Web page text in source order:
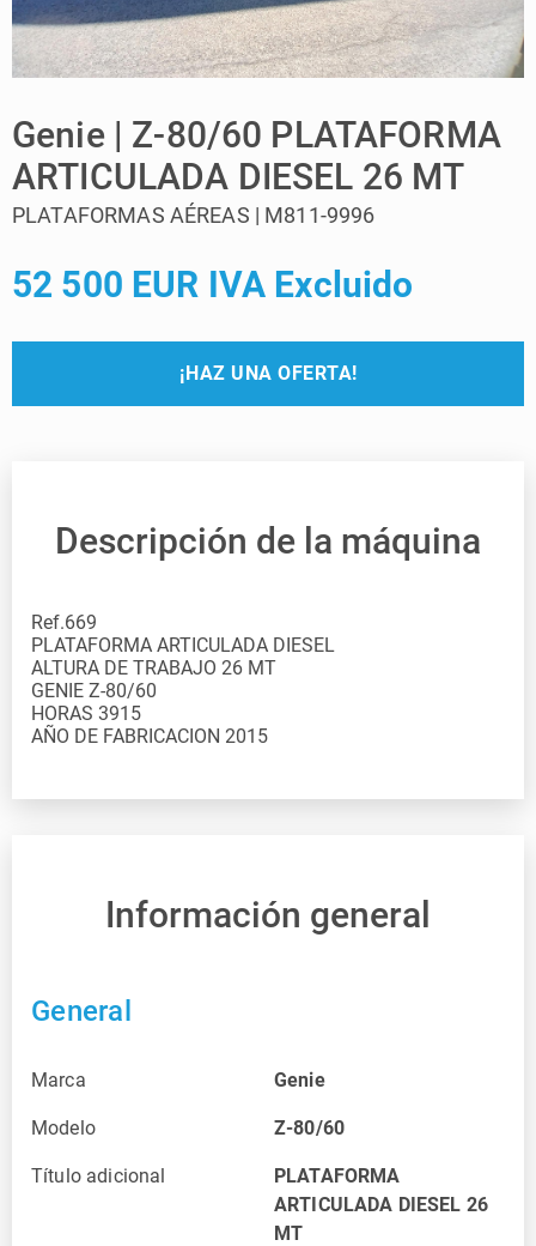
Genie | Z-80/60 PLATAFORMA
ARTICULADA DIESEL 26 MT
PLATAFORMAS AÉREAS | M811-9996
52 500 EUR IVA Excluido
¡HAZ UNA OFERTA!
Descripción de la máquina
Ref.669
PLATAFORMA ARTICULADA DIESEL
ALTURA DE TRABAJO 26 MT
GENIE Z-80/60
HORAS 3915
AÑO DE FABRICACION 2015
Información general
General
Marca Genie
Modelo Z-80/60
Título adicional
PLATAFORMA
ARTICULADA DIESEL 26
MT